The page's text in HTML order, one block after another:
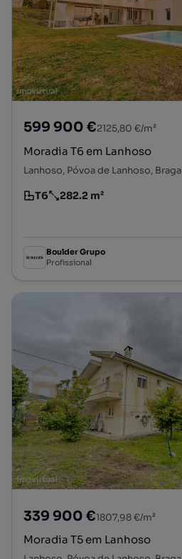
599 900 €2125,80 €/m²
Moradia T6 em Lanhoso
Lanhoso, Póvoa de Lanhoso, Braga
Tipologia
T6
Preço por metro quadrado
282.2 m²
Boulder Grupo
Profissional
339 900 €1807,98 €/m²
Moradia T5 em Lanhoso